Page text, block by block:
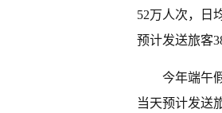
52万人次，日
预计发送旅客
今年端午
当天预计发送